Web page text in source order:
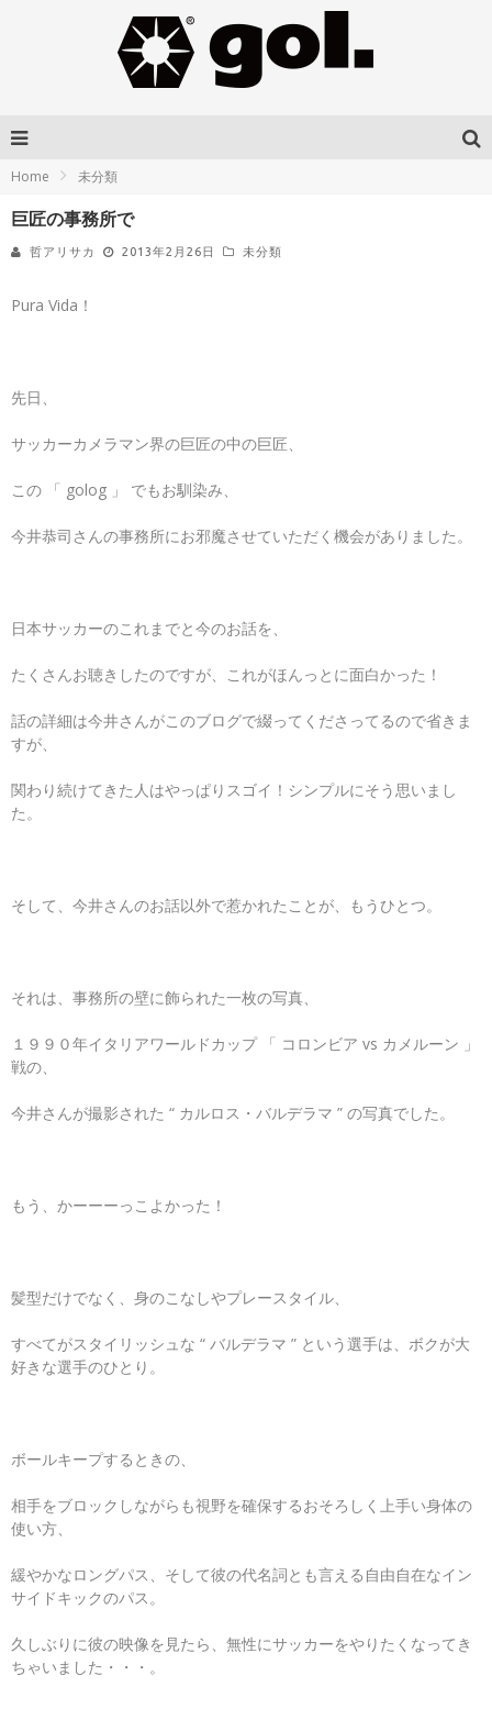
Home 未分類
巨匠の事務所で
哲アリサカ 2013年2月26日 未分類
Pura Vida！
先日、
サッカーカメラマン界の巨匠の中の巨匠、
この 「 golog 」 でもお馴染み、
今井恭司さんの事務所にお邪魔させていただく機会がありました。
日本サッカーのこれまでと今のお話を、
たくさんお聴きしたのですが、これがほんっとに面白かった！
話の詳細は今井さんがこのブログで綴ってくださってるので省きま
すが、
関わり続けてきた人はやっぱりスゴイ！シンプルにそう思いまし
た。
そして、今井さんのお話以外で惹かれたことが、もうひとつ。
それは、事務所の壁に飾られた一枚の写真、
１９９０年イタリアワールドカップ 「 コロンビア vs カメルーン 」
戦の、
今井さんが撮影された “ カルロス・バルデラマ ” の写真でした。
もう、かーーーっこよかった！
髪型だけでなく、身のこなしやプレースタイル、
すべてがスタイリッシュな “ バルデラマ ” という選手は、ボクが大
好きな選手のひとり。
ボールキープするときの、
相手をブロックしながらも視野を確保するおそろしく上手い身体の
使い方、
緩やかなロングパス、そして彼の代名詞とも言える自由自在なイン
サイドキックのパス。
久しぶりに彼の映像を見たら、無性にサッカーをやりたくなってき
ちゃいました・・・。